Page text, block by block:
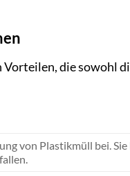
die sowohl
von Plastikmüll bei.